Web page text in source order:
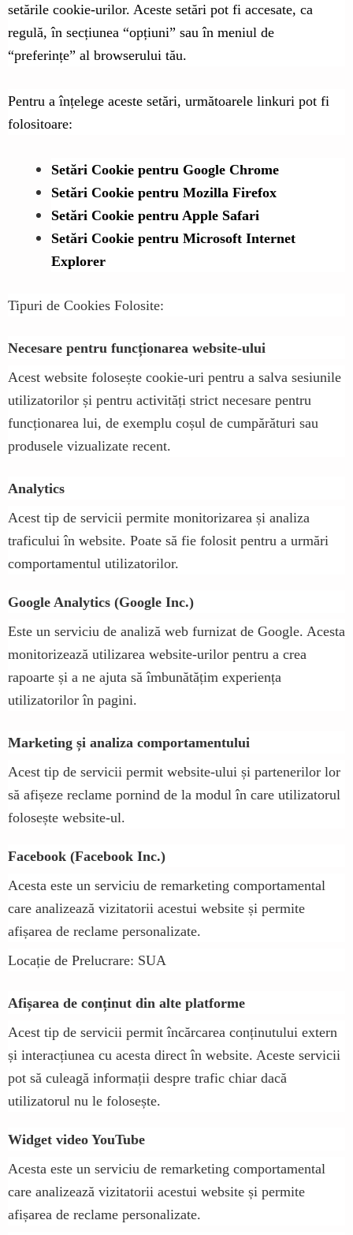
setările cookie-urilor. Aceste setări pot fi accesate, ca
regulă, în secțiunea “opțiuni” sau în meniul de
“preferințe” al browserului tău.
Pentru a înțelege aceste setări, următoarele linkuri pot fi
folositoare:
Setări Cookie pentru Google Chrome
Setări Cookie pentru Mozilla Firefox
Setări Cookie pentru Apple Safari
Setări Cookie pentru Microsoft Internet
Explorer
Tipuri de Cookies Folosite:
Necesare pentru funcționarea website-ului
Acest website folosește cookie-uri pentru a salva sesiunile
utilizatorilor și pentru activități strict necesare pentru
funcționarea lui, de exemplu coșul de cumpărături sau
produsele vizualizate recent.
Analytics
Acest tip de servicii permite monitorizarea și analiza
traficului în website. Poate să fie folosit pentru a urmări
comportamentul utilizatorilor.
Google Analytics (Google Inc.)
Este un serviciu de analiză web furnizat de Google. Acesta
monitorizează utilizarea website-urilor pentru a crea
rapoarte și a ne ajuta să îmbunătățim experiența
utilizatorilor în pagini.
Marketing și analiza comportamentului
Acest tip de servicii permit website-ului și partenerilor lor
să afișeze reclame pornind de la modul în care utilizatorul
folosește website-ul.
Facebook (Facebook Inc.)
Acesta este un serviciu de remarketing comportamental
care analizează vizitatorii acestui website și permite
afișarea de reclame personalizate.
Locație de Prelucrare: SUA
Afișarea de conținut din alte platforme
Acest tip de servicii permit încărcarea conținutului extern
și interacțiunea cu acesta direct în website. Aceste servicii
pot să culeagă informații despre trafic chiar dacă
utilizatorul nu le folosește.
Widget video YouTube
Acesta este un serviciu de remarketing comportamental
care analizează vizitatorii acestui website și permite
afișarea de reclame personalizate.